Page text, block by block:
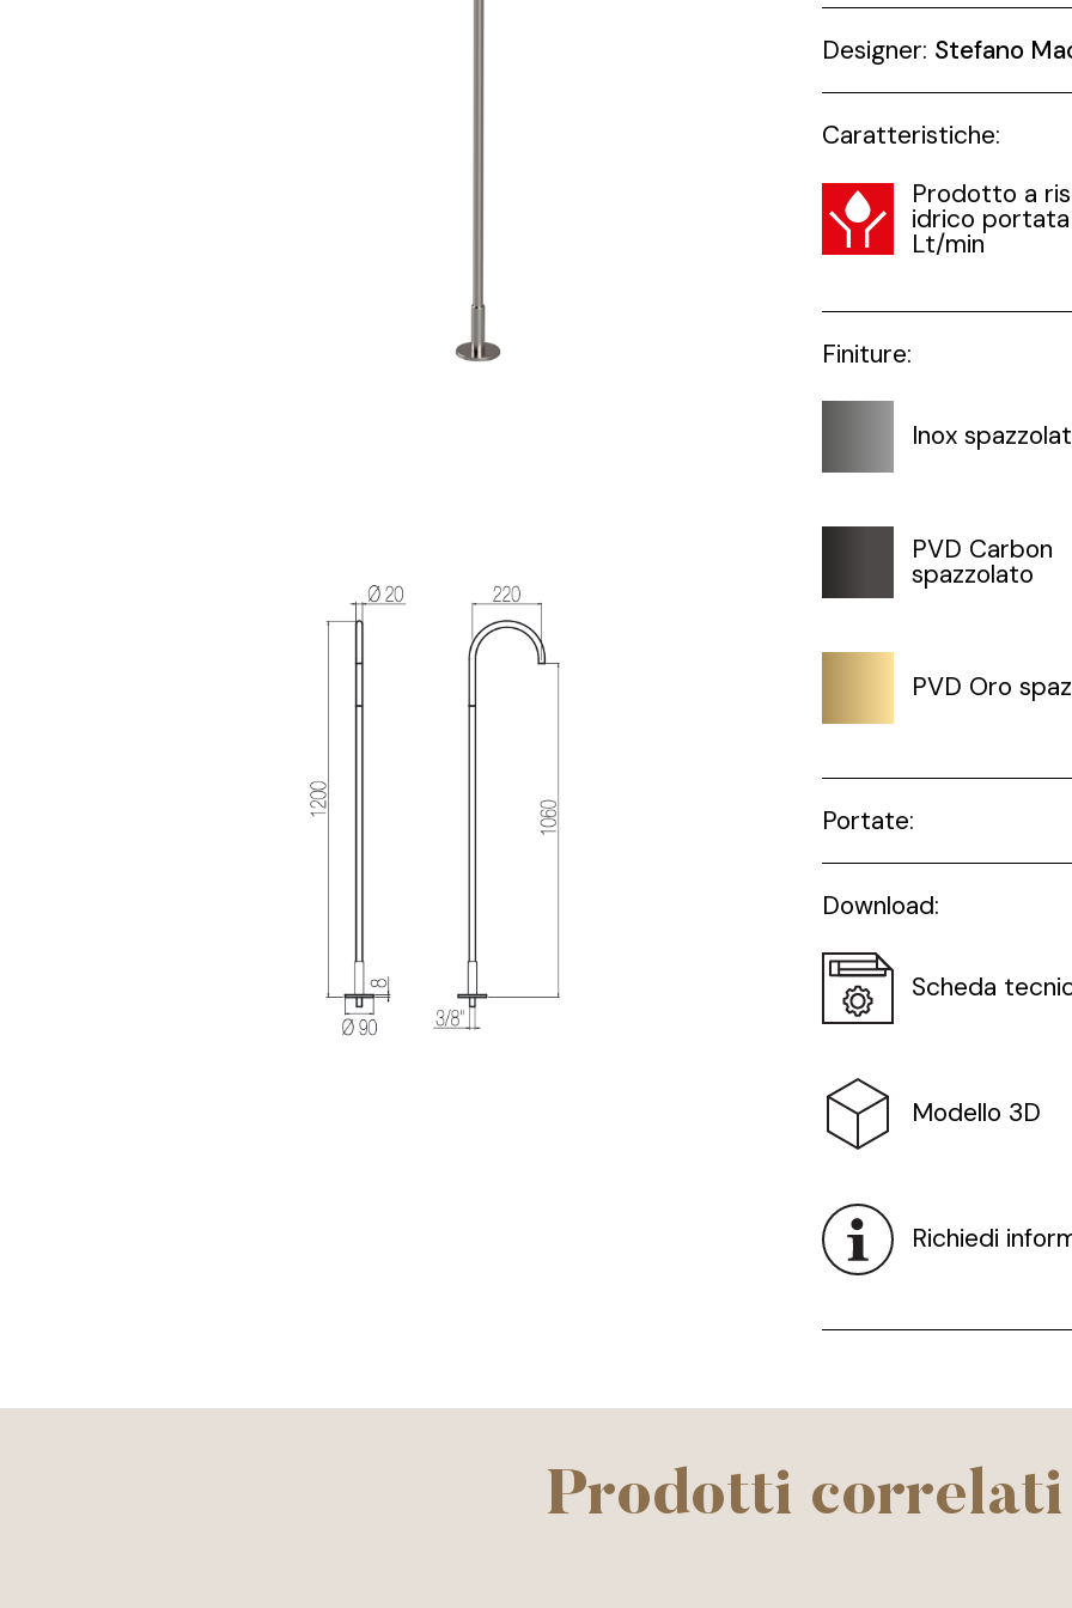
Designer: Stefano
Caratteristiche:
Prodotto a
idrico portata
Lt/min
Finiture:
Inox
PVD Carbon
spazzolato
PVD Oro
Portate:
Download:
Scheda
Modello 3D
Richiedi
Prodotti correlati